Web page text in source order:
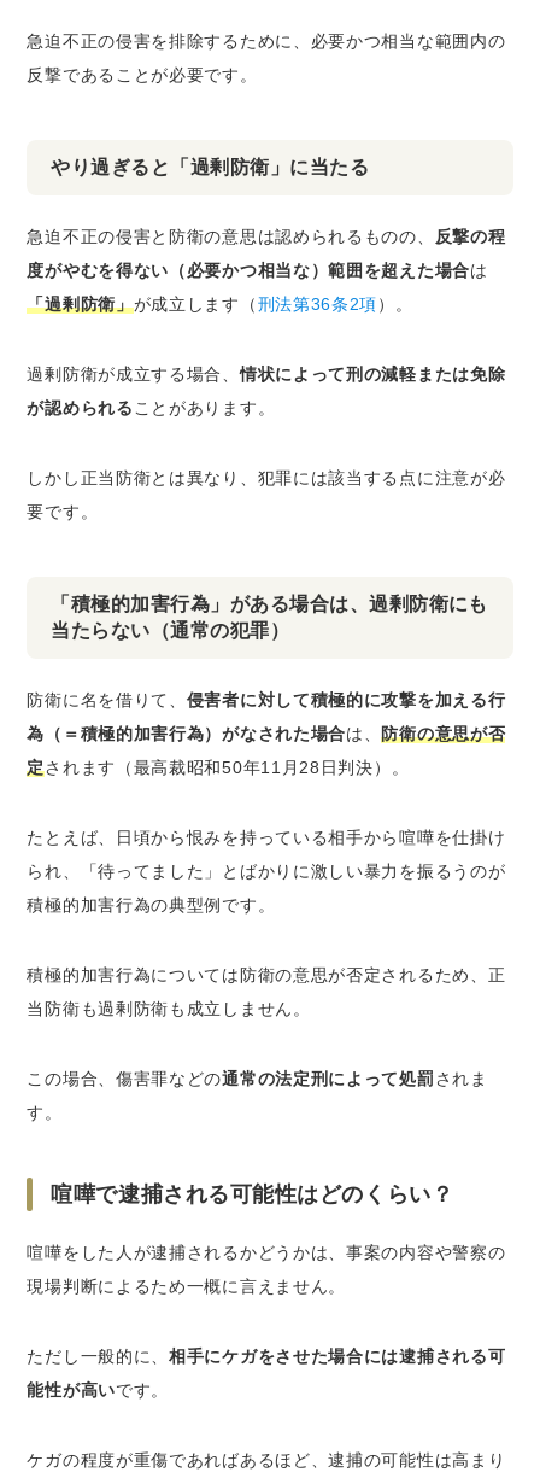
急迫不正の侵害を排除するために、必要かつ相当な範囲内の
反撃であることが必要です。
やり過ぎると「過剰防衛」に当たる
急迫不正の侵害と防衛の意思は認められるものの、
反撃の程
度がやむを得ない（必要かつ相当な）範囲を超えた場合は
「過剰防衛」が成立します（刑法第36条2項）。
過剰防衛が成立する場合、情状によって刑の減軽または免除
が認められる ことがあります。
しかし正当防衛とは異なり、犯罪には該当する点に注意が必
要です。
「積極的加害行為」がある場合は、過剰防衛にも
当たらない（通常の犯罪）
防衛に名を借りて、 侵害者に対して積極的に攻撃を加える行
為（＝積極的加害行為）がなされた場合は、防衛の意思が否
定されます（最高裁昭和50年11月28日判決）。
たとえば、日頃から恨みを持っている相手から喧嘩を仕掛け
られ、「待ってました」とばかりに激しい暴力を振るうのが
積極的加害行為の典型例です。
積極的加害行為については防衛の意思が否定されるため、正
当防衛も過剰防衛も成立しません。
この場合、傷害罪などの通常の法定刑によって処罰されま
す。
喧嘩で逮捕される可能性はどのくらい？
喧嘩をした人が逮捕されるかどうかは、事案の内容や警察の
現場判断によるため一概に言えません。
ただし一般的に、相手にケガをさせた場合には逮捕される可
能性が高いです。
ケガの程度が重傷であればあるほど、逮捕の可能性は高まり